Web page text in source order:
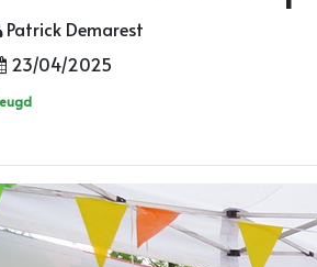
Patrick Demarest
23/04/2025